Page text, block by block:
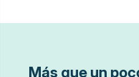
Más que un